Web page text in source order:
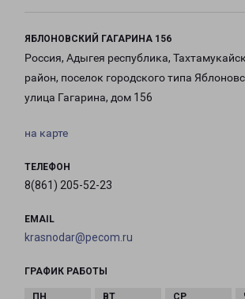
ЯБЛОНОВСКИЙ ГАГАРИНА 156
Россия, Адыгея республика,
район, поселок городского типа
улица Гагарина, дом 156
на карте
ТЕЛЕФОН
8(861) 205-52-23
EMAIL
krasnodar@pecom.ru
ГРАФИК РАБОТЫ